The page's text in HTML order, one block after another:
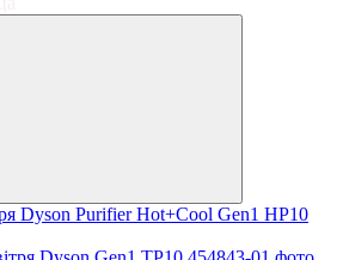
Dyson Purifier Hot+Cool Gen1 HP10